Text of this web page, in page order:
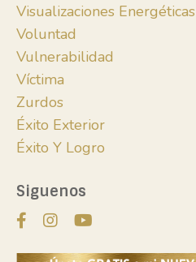
Visualizaciones Energéticas
Voluntad
Vulnerabilidad
Víctima
Zurdos
Éxito Exterior
Éxito Y Logro
Siguenos